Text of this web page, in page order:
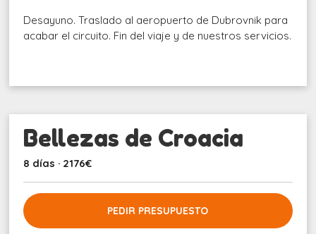
Desayuno. Traslado al aeropuerto de Dubrovnik para
acabar el circuito. Fin del viaje y de nuestros servicios.
Bellezas de Croacia
8 días · 2176€
PEDIR PRESUPUESTO